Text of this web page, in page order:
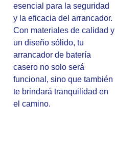
esencial para la seguridad
y la eficacia del arrancador.
Con materiales de calidad y
un diseño sólido, tu
arrancador de batería
casero no solo será
funcional, sino que también
te brindará tranquilidad en
el camino.